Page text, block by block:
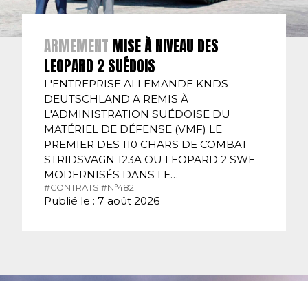
ARMEMENT MISE À NIVEAU DES
LEOPARD 2 SUÉDOIS
L'ENTREPRISE ALLEMANDE KNDS
DEUTSCHLAND A REMIS À
L'ADMINISTRATION SUÉDOISE DU
MATÉRIEL DE DÉFENSE (VMF) LE
PREMIER DES 110 CHARS DE COMBAT
STRIDSVAGN 123A OU LEOPARD 2 SWE
MODERNISÉS DANS LE…
#CONTRATS. #N°482.
Publié le : 7 août 2026